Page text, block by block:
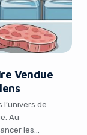
Vendue
de
Au
les